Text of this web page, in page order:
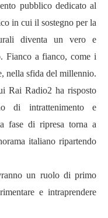
pubblico dedicato al
in cui il sostegno per la
diventa un vero e
Fianco a fianco, come i
nella sfida del millennio.
Rai Radio2 ha risposto
di intrattenimento e
fase di ripresa torna a
italiano ripartendo
un ruolo di primo
e intraprendere